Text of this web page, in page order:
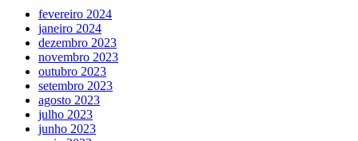
fevereiro 2024
janeiro 2024
dezembro 2023
novembro 2023
outubro 2023
setembro 2023
agosto 2023
julho 2023
junho 2023